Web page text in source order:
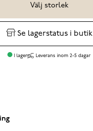
Välj storlek
Se lagerstatus i butik
I lager Leverans inom 2-5 dagar